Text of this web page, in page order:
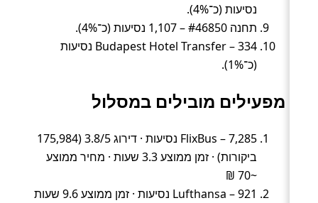
נסיעות (כ־4%).
תחנה #46850 – 1,107 נסיעות (כ־4%).
Budapest Hotel Transfer – 334 נסיעות
(כ־1%).
מפעילים מובילים במסלול
FlixBus – 7,285 נסיעות · דירוג 3.8/5 (175,984
ביקורות) · זמן ממוצע 3.3 שעות · מחיר ממוצע
~70 ₪
Lufthansa – 921 נסיעות · זמן ממוצע 9.6 שעות